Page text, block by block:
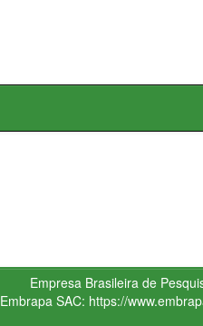
Empresa Brasileira de
Embrapa SAC: https://